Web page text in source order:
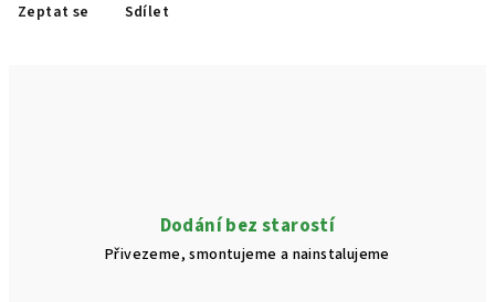
Zeptat se Sdílet
Dodání bez starostí
Přivezeme, smontujeme a nainstalujeme